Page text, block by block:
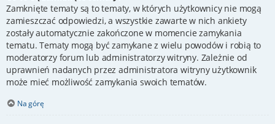
Zamknięte tematy są to tematy, w których użytkownicy nie mogą
zamieszczać odpowiedzi, a wszystkie zawarte w nich ankiety
zostały automatycznie zakończone w momencie zamykania
tematu. Tematy mogą być zamykane z wielu powodów i robią to
moderatorzy forum lub administratorzy witryny. Zależnie od
uprawnień nadanych przez administratora witryny użytkownik
może mieć możliwość zamykania swoich tematów.
Na górę